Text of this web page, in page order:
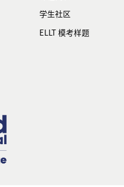
学生社区
ELLT 模考样题